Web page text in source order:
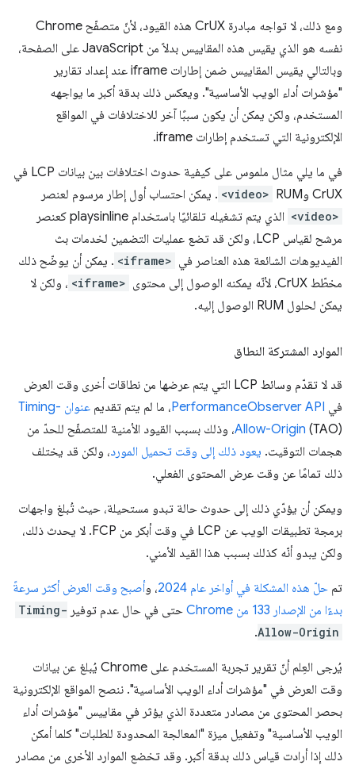
ومع ذلك، لا تواجه مبادرة CrUX هذه القيود، لأنّ متصفّح Chrome
نفسه هو الذي يقيس هذه المقاييس بدلاً من JavaScript على الصفحة،
وبالتالي يقيس المقاييس ضمن إطارات iframe عند إعداد تقارير
"مؤشرات أداء الويب الأساسية". ويعكس ذلك بدقة أكبر ما يواجهه
المستخدم، ولكن يمكن أن يكون سببًا آخر للاختلافات في المواقع
الإلكترونية التي تستخدم إطارات iframe.
في ما يلي مثال ملموس على كيفية حدوث اختلافات بين بيانات LCP في
CrUX وRUM
<video> . يمكن احتساب أول إطار مرسوم لعنصر
<video>
الذي يتم تشغيله تلقائيًا باستخدام playsinline كعنصر
مرشح لقياس LCP، ولكن قد تضع عمليات التضمين لخدمات بث
الفيديوهات الشائعة هذه العناصر في <iframe> . يمكن أن يوضّح ذلك
مخطّط CrUX، لأنّه يمكنه الوصول إلى محتوى
<iframe> ، ولكن لا
يمكن لحلول RUM الوصول إليه.
الموارد المشتركة النطاق
قد لا تقدّم وسائط LCP التي يتم عرضها من نطاقات أخرى وقت العرض
في PerformanceObserver API، ما لم يتم تقديم
عنوان Timing-
Allow-Origin(TAO)، وذلك بسبب القيود الأمنية للمتصفّح للحدّ من
هجمات التوقيت. يعود ذلك إلى وقت تحميل المورد، ولكن قد يختلف
ذلك تمامًا عن وقت عرض المحتوى الفعلي.
ويمكن أن يؤدّي ذلك إلى حدوث حالة تبدو مستحيلة، حيث تُبلغ واجهات
برمجة تطبيقات الويب عن LCP في وقت أبكر من FCP. لا يحدث ذلك،
ولكن يبدو أنّه كذلك بسبب هذا القيد الأمني.
تم حلّ هذه المشكلة في أواخر عام 2024 ، وأصبح وقت العرض أكثر سرعةً
بدءًا من الإصدار 133 من Chrome
حتى في حال عدم توفير Timing-
Allow-Origin
.
يُرجى العِلم أنّ تقرير تجربة المستخدم على Chrome يُبلغ عن بيانات
وقت العرض في "مؤشرات أداء الويب الأساسية". ننصح المواقع الإلكترونية
بحصر المحتوى من مصادر متعددة الذي يؤثر في مقاييس "مؤشرات أداء
الويب الأساسية" وتفعيل ميزة "المعالجة المحدودة للطلبات" كلما أمكن
ذلك إذا أرادت قياس ذلك بدقة أكبر. وقد تخضع الموارد الأخرى من مصادر